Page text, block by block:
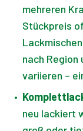
mehreren
Stückpreis
nach Region
variieren –
•
neu lackiert